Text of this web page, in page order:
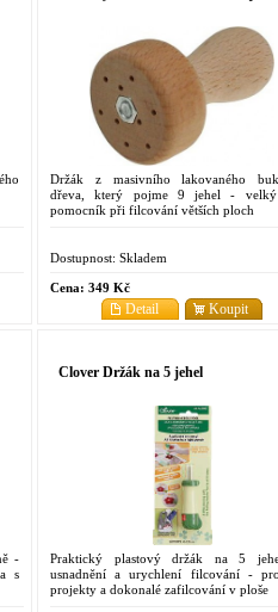
Držák z masivního lakovaného
dřeva, který pojme 9 jehel -
pomocník při filcování větších ploch
Dostupnost: Skladem
Cena: 349 Kč
Koupit
Detail
-
s
Clover Držák na 5 jehel
Praktický plastový držák na 5
usnadnění a urychlení filcování -
projekty a dokonalé zafilcování v ploše